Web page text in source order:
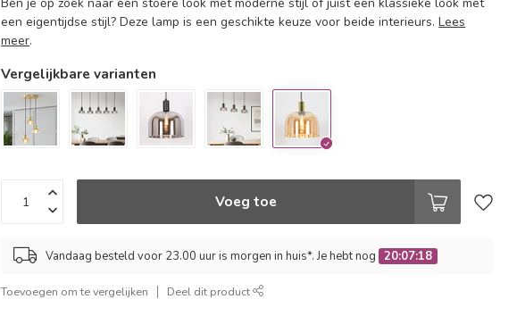
een eigentijdse stijl? Deze lamp is een geschikte keuze voor beide interieurs.Lees
meer.
Vergelijkbare varianten
Voeg toe
Vandaag besteld voor 23.00 uur is morgen in huis*. Je hebt nog 20:07:18
Toevoegen om te vergelijken Deel dit product